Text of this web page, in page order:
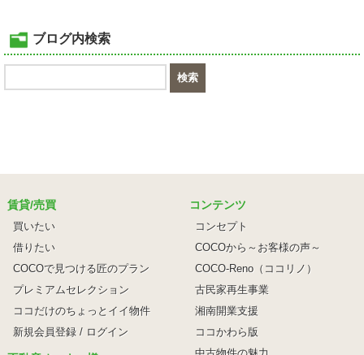
ブログ内検索
賃貸/売買
買いたい
借りたい
COCOで見つける匠のプラン
プレミアムセレクション
ココだけのちょっとイイ物件
新規会員登録 / ログイン
コンテンツ
コンセプト
COCOから～お客様の声～
COCO-Reno（ココリノ）
古民家再生事業
湘南開業支援
ココかわら版